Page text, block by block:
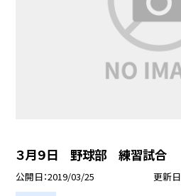
３月９日 野球部 練習試合
公開日 2019/03/25 更新日